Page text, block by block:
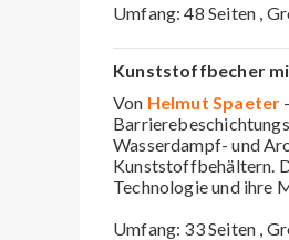
Umfang: 48 Seiten ,
Kunststoffbecher
Von Helmut Spaeter
Wasserdampf- und
Kunststoffbehältern.
Technologie und ihre
Umfang: 33 Seiten ,